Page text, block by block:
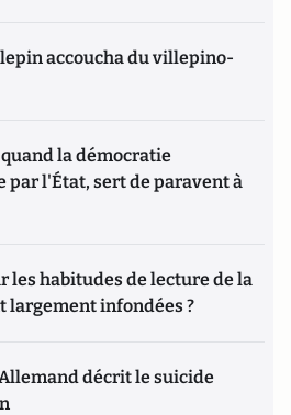
accoucha du villepino-
la démocratie
par l'État, sert de paravent à
les habitudes de lecture de la
largement infondées ?
décrit le suicide